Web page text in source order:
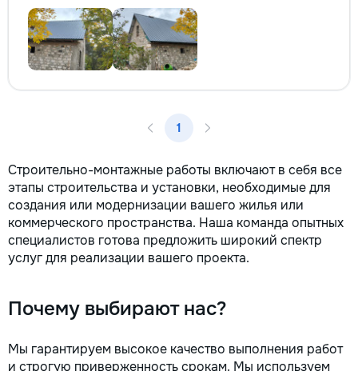
brute – de la 1 500–2 500 lei/m²
de apartament Uși interioare – de
la 2 500–7 000+ lei/set Tavan
extensibil – de la 120–200 lei/m²
Calitatea noastră – confortul
dumneavoastră! Realizăm
de proiectul de design, cu atenție
la fiecare detaliu. Contactați-ne
deviz fără obligații: 069 376 542
+373 603 31 178 Viber | WhatsApp
| Telegram Disponibili zilnic pentru
consultații și programări. Deviz
gratuit Consultanță profesională
Soluții pentru orice buget
Reparații executate la timp și cu
moderne și funcționale! Calitatea
dumneavoastră!
1
Строительно-монтажные работы включают в себя все
этапы строительства и установки, необходимые для
создания или модернизации вашего жилья или
коммерческого пространства. Наша команда опытных
специалистов готова предложить широкий спектр
услуг для реализации вашего проекта.
Почему выбирают нас?
Мы гарантируем высокое качество выполнения работ
и строгую приверженность срокам. Мы используем